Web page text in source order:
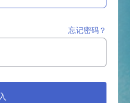
忘记密码？